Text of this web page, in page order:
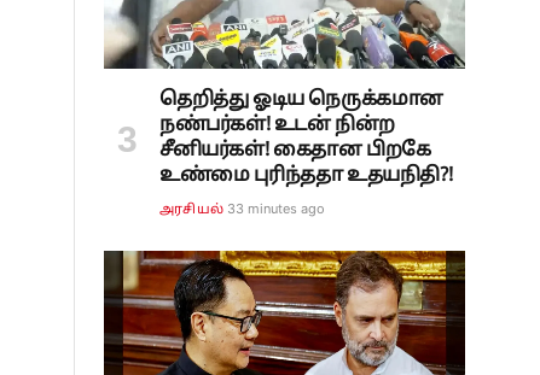
தெறித்து ஓடிய நெருக்கமான
நண்பர்கள்! உடன் நின்ற
சீனியர்கள்! கைதான பிறகே
உண்மை புரிந்ததா உதயநிதி?!
அரசியல் 33 minutes ago